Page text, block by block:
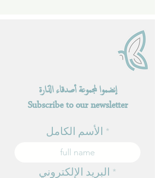
إنضموا لمجموعة أصدقاء الدّارة
Subscribe to our newsletter
الأسم الكامل
البريد الإلكتروني